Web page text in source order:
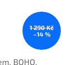
1 290 Kč
–14 %
BOHO,